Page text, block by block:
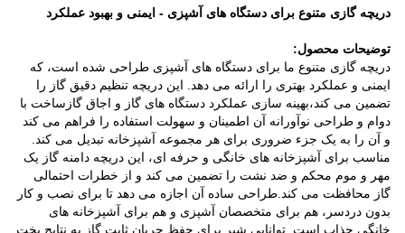
دریچه گازی متنوع برای دستگاه های آشپزی - ایمنی و بهبود عملکرد
توضیحات محصول:
دریچه گازی متنوع ما برای دستگاه های آشپزی طراحی شده است، که
ایمنی و عملکرد بهتری را ارائه می دهد. این دریچه تنظیم دقیق گاز را
تضمین می کند،بهینه سازی عملکرد دستگاه های گاز و اجاق گازساخت با
دوام و طراحی نوآورانه آن اطمینان و سهولت استفاده را فراهم می کند
و آن را به یک جزء ضروری برای هر مجموعه آشپزخانه تبدیل می کند.
مناسب برای آشپزخانه های خانگی و حرفه ای، این دریچه دامنه گاز یک
مهر و موم محکم و ضد نشت را تضمین می کند و از خطرات احتمالی
گاز محافظت می کند.طراحی ساده آن اجازه می دهد تا برای نصب و کار
بدون دردسر، هم برای متخصصان آشپزی و هم برای آشپزخانه های
خانگی جذاب است. توانایی شیر برای حفظ جریان ثابت گاز به نتایج پخت